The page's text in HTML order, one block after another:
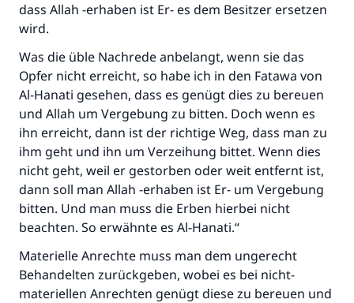
dass Allah -erhaben ist Er- es dem Besitzer ersetzen
wird.
Was die üble Nachrede anbelangt, wenn sie das
Opfer nicht erreicht, so habe ich in den Fatawa von
Al-Hanati gesehen, dass es genügt dies zu bereuen
und Allah um Vergebung zu bitten. Doch wenn es
ihn erreicht, dann ist der richtige Weg, dass man zu
ihm geht und ihn um Verzeihung bittet. Wenn dies
nicht geht, weil er gestorben oder weit entfernt ist,
dann soll man Allah -erhaben ist Er- um Vergebung
bitten. Und man muss die Erben hierbei nicht
beachten. So erwähnte es Al-Hanati.“
Materielle Anrechte muss man dem ungerecht
Behandelten zurückgeben, wobei es bei nicht-
materiellen Anrechten genügt diese zu bereuen und